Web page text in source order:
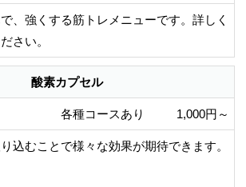
、強くする筋トレメニューです。詳しく
さい。
酸素カプセル
各種コースあり 1,000円～
込むことで様々な効果が期待できます。